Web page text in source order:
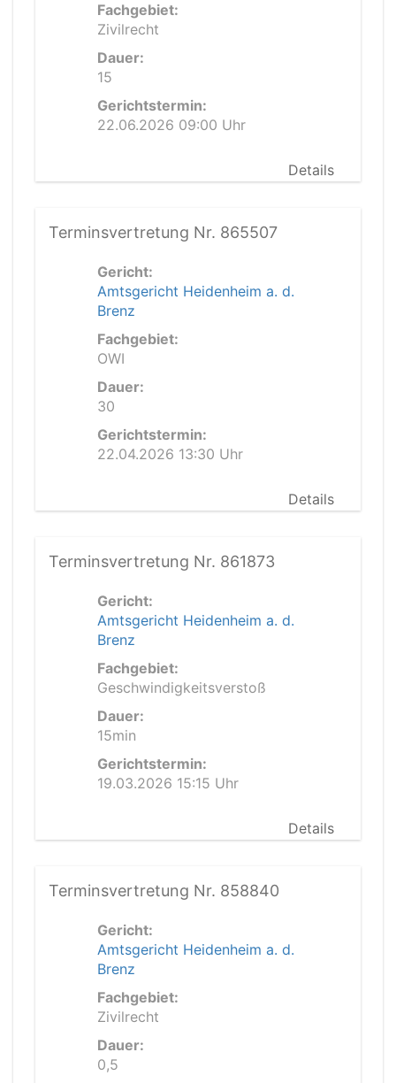
Fachgebiet:
Zivilrecht
Dauer:
15
Gerichtstermin:
22.06.2026 09:00 Uhr
Details
Terminsvertretung Nr. 865507
Gericht:
Amtsgericht Heidenheim a. d.
Brenz
Fachgebiet:
OWI
Dauer:
30
Gerichtstermin:
22.04.2026 13:30 Uhr
Details
Terminsvertretung Nr. 861873
Gericht:
Amtsgericht Heidenheim a. d.
Brenz
Fachgebiet:
Geschwindigkeitsverstoß
Dauer:
15min
Gerichtstermin:
19.03.2026 15:15 Uhr
Details
Terminsvertretung Nr. 858840
Gericht:
Amtsgericht Heidenheim a. d.
Brenz
Fachgebiet:
Zivilrecht
Dauer:
0,5